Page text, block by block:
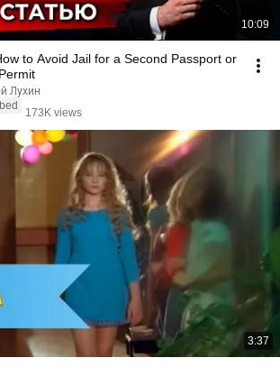
10:09
to Avoid Jail for a Second Passport or
Лухин
173K views
3:37